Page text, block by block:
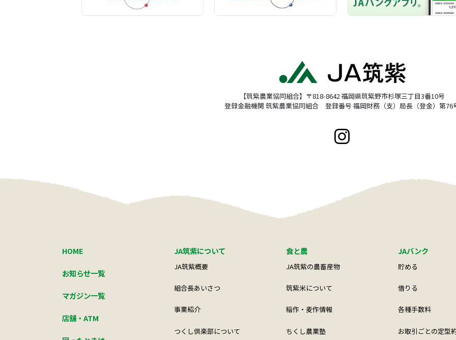
【筑紫農業協同組合】〒818-8642 福岡県筑紫野市杉塚三丁目3番10号
登録金融機関 筑紫農業協同組合 登録番号 福岡財務（支）局長（登金）第76
HOME
お知らせ一覧
マガジン一覧
店舗・ATM
JA筑紫について
JA筑紫概要
組合長あいさつ
事業紹介
つくし倶楽部について
食と農
JA筑紫の農畜産物
筑紫米について
稲作・麦作情報
ちくし農業塾
JAバンク
貯める
借りる
各種手数料
お取引ごとの定型